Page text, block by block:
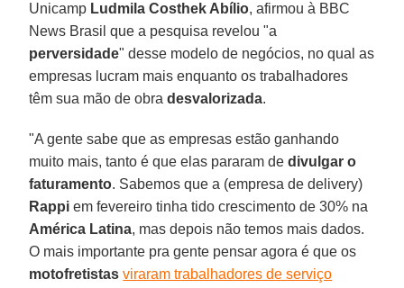
Unicamp Ludmila Costhek Abílio, afirmou à BBC
News Brasil que a pesquisa revelou "a
perversidade" desse modelo de negócios, no qual as
empresas lucram mais enquanto os trabalhadores
têm sua mão de obradesvalorizada.
"A gente sabe que as empresas estão ganhando
muito mais, tanto é que elas pararam dedivulgar o
faturamento. Sabemos que a (empresa de delivery)
Rappi em fevereiro tinha tido crescimento de 30% na
América Latina, mas depois não temos mais dados.
O mais importante pra gente pensar agora é que os
motofretistas viraram trabalhadores de serviço